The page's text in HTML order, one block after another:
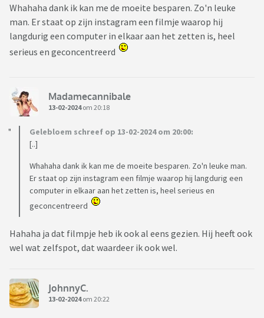
Whahaha dank ik kan me de moeite besparen. Zo'n leuke
man. Er staat op zijn instagram een filmje waarop hij
langdurig een computer in elkaar aan het zetten is, heel
serieus en geconcentreerd
Madamecannibale
13-02-2024om 20:18
Gelebloem schreef op 13-02-2024 om 20:00:
[..]
Whahaha dank ik kan me de moeite besparen. Zo'n leuke man.
Er staat op zijn instagram een filmje waarop hij langdurig een
computer in elkaar aan het zetten is, heel serieus en
geconcentreerd
Hahaha ja dat filmpje heb ik ook al eens gezien. Hij heeft ook
wel wat zelfspot, dat waardeer ik ook wel.
JohnnyC.
13-02-2024om 20:22